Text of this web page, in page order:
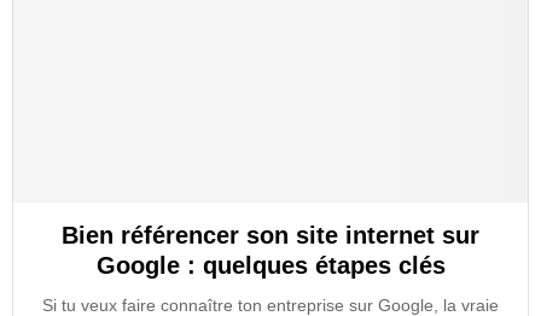
Bien référencer son site internet sur
Google : quelques étapes clés
Si tu veux faire connaître ton entreprise sur Google, la vraie